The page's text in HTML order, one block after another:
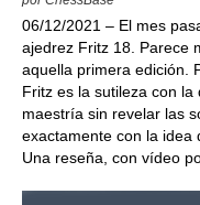
06/12/2021 – El mes
ajedrez Fritz 18. Parece
aquella primera edición.
Fritz es la sutileza con
maestría sin revelar las
exactamente con la idea
Una reseña, con vídeo